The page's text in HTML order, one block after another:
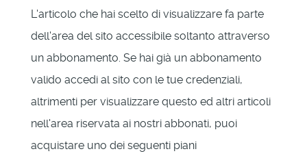
L'articolo che hai scelto di visualizzare fa parte
dell'area del sito accessibile soltanto attraverso
un abbonamento. Se hai già un abbonamento
valido accedi al sito con le tue credenziali,
altrimenti per visualizzare questo ed altri articoli
nell'area riservata ai nostri abbonati, puoi
acquistare uno dei seguenti piani